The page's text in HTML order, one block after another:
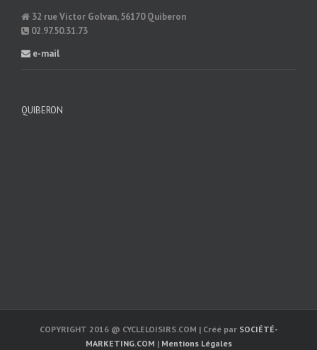
32 rue Victor Golvan, 56170 Quiberon
02.97.50.31.73
e-mail
QUIBERON
COPYRIGHT 2016 @ CYCLELOISIRS.COM | Créé par SOCIÉTÉ-
MARKETING.COM | Mentions Légales